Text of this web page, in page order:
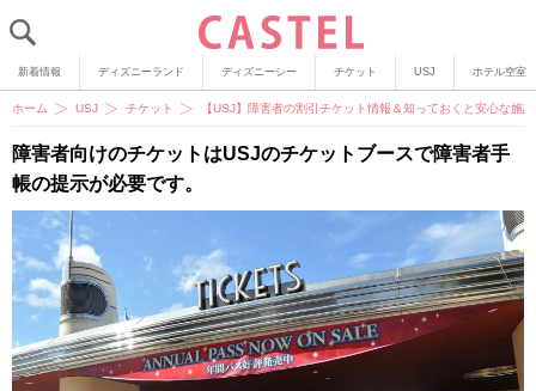
新着情報 ディズニーランド ディズニーシー チケット USJ ホテル空室
ホーム USJ チケット 【USJ】障害者の割引チケット情報＆知っておくと安心な施
障害者向けのチケットはUSJのチケットブースで障害者手
帳の提示が必要です。